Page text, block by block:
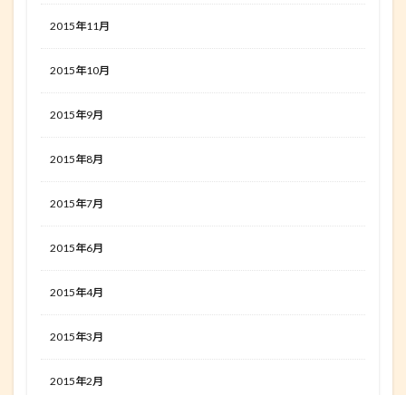
2015年11月
2015年10月
2015年9月
2015年8月
2015年7月
2015年6月
2015年4月
2015年3月
2015年2月